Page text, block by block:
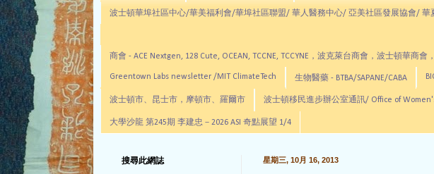
波士頓華埠社區中心/華美福利會/華埠社區聯盟/ 華人醫務中心/ 亞美社區發展協會/ 華
商會 - ACE Nextgen, 128 Cute, OCEAN, TCCNE, TCCYNE，波克萊台商會，波士頓華商
Greentown Labs newsletter /MIT ClimateTech 生物醫藥 - BTBA/SAPANE/CABA
波士頓市、昆士市，摩頓市、羅爾市 波士頓移民進步辦公室通訊/ Office of
大學沙龍 第245期 李建忠－2026 ASI 奇點展望 1/4
星期三, 10月 16, 2013
搜尋此網誌